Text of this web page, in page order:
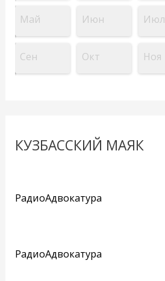
Май Июн Июл
Сен Окт Ноя
КУЗБАССКИЙ МАЯК
РадиоАдвокатура
РадиоАдвокатура